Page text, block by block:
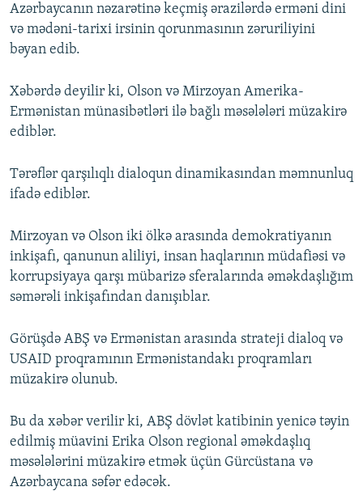
Azərbaycanın nəzarətinə keçmiş ərazilərdə erməni dini
və mədəni-tarixi irsinin qorunmasının zəruriliyini
bəyan edib.
Xəbərdə deyilir ki, Olson və Mirzoyan Amerika-
Ermənistan münasibətləri ilə bağlı məsələləri müzakirə
ediblər.
Tərəflər qarşılıqlı dialoqun dinamikasından məmnunluq
ifadə ediblər.
Mirzoyan və Olson iki ölkə arasında demokratiyanın
inkişafı, qanunun aliliyi, insan haqlarının müdafiəsi və
korrupsiyaya qarşı mübarizə sferalarında əməkdaşlığım
səmərəli inkişafından danışıblar.
Görüşdə ABŞ və Ermənistan arasında strateji dialoq və
USAID proqramının Ermənistandakı proqramları
müzakirə olunub.
Bu da xəbər verilir ki, ABŞ dövlət katibinin yenicə təyin
edilmiş müavini Erika Olson regional əməkdaşlıq
məsələlərini müzakirə etmək üçün Gürcüstana və
Azərbaycana səfər edəcək.